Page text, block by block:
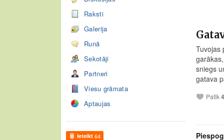
Raksti
Galerija
Runā
Sekotāji
Partneri
Viesu grāmata
Aptaujas
Ieteikt 64
Tuvojas
sniegs
gatava
Patīk4